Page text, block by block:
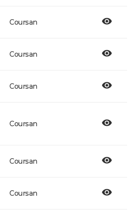
Coursan
Coursan
Coursan
Coursan
Coursan
Coursan